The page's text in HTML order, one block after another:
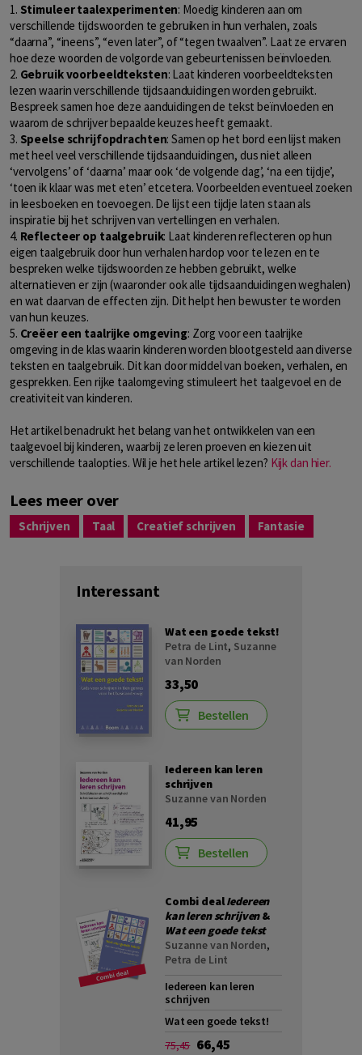
1. Stimuleer taalexperimenten: Moedig kinderen aan om
verschillende tijdswoorden te gebruiken in hun verhalen, zoals
“daarna”, “ineens”, “even later”, of “tegen twaalven”. Laat ze ervaren
hoe deze woorden de volgorde van gebeurtenissen beïnvloeden.
2. Gebruik voorbeeldteksten: Laat kinderen voorbeeldteksten
lezen waarin verschillende tijdsaanduidingen worden gebruikt.
Bespreek samen hoe deze aanduidingen de tekst beïnvloeden en
waarom de schrijver bepaalde keuzes heeft gemaakt.
3. Speelse schrijfopdrachten: Samen op het bord een lijst maken
met heel veel verschillende tijdsaanduidingen, dus niet alleen
‘vervolgens’ of ‘daarna’ maar ook ‘de volgende dag’, ‘na een tijdje’,
‘toen ik klaar was met eten’ etcetera. Voorbeelden eventueel zoeken
in leesboeken en toevoegen. De lijst een tijdje laten staan als
inspiratie bij het schrijven van vertellingen en verhalen.
4. Reflecteer op taalgebruik: Laat kinderen reflecteren op hun
eigen taalgebruik door hun verhalen hardop voor te lezen en te
bespreken welke tijdswoorden ze hebben gebruikt, welke
alternatieven er zijn (waaronder ook alle tijdsaanduidingen weghalen)
en wat daarvan de effecten zijn. Dit helpt hen bewuster te worden
van hun keuzes.
5. Creëer een taalrijke omgeving: Zorg voor een taalrijke
omgeving in de klas waarin kinderen worden blootgesteld aan diverse
teksten en taalgebruik. Dit kan door middel van boeken, verhalen, en
gesprekken. Een rijke taalomgeving stimuleert het taalgevoel en de
creativiteit van kinderen.
Het artikel benadrukt het belang van het ontwikkelen van een
taalgevoel bij kinderen, waarbij ze leren proeven en kiezen uit
verschillende taalopties. Wil je het hele artikel lezen? Kijk dan hier.
Lees meer over
Schrijven Taal Creatief schrijven Fantasie
Interessant
Wat een goede tekst!
Petra de Lint, Suzanne
van Norden
33,50
Bestellen
Iedereen kan leren
schrijven
Suzanne van Norden
41,95
Bestellen
Combi dealIedereen
kan leren schrijven&
Wat een goede tekst
Suzanne van Norden,
Petra de Lint
Iedereen kan leren
schrijven
Wat een goede tekst!
75,45 66,45